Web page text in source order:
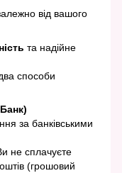
від вашого
та надійне
способи
за банківськими
не сплачуєте
(грошовий